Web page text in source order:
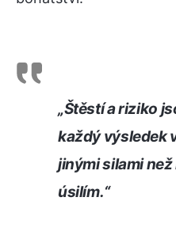
„Štěstí a riziko
každý výsledek
jinými silami
úsilím.“